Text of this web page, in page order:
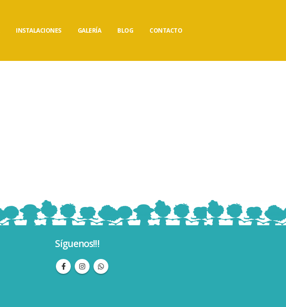
INSTALACIONES GALERÍA BLOG CONTACTO
Síguenos!!!